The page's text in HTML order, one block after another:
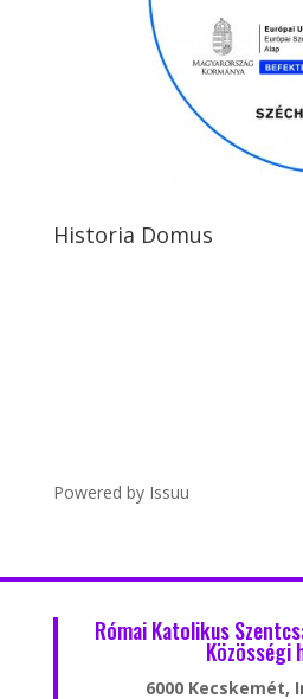
Historia Domus
Powered by Issuu
Római Katolikus
Közösségi
6000 Kecskemét,